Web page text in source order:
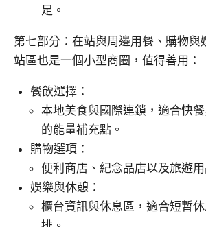
足。
第七部分：在站與周邊用餐、購物與
站區也是一個小型商圈，值得善用：
餐飲選擇：
本地美食與國際連鎖，適合快
的能量補充點。
購物選項：
便利商店、紀念品店以及旅遊用
娛樂與休憩：
櫃台資訊與休息區，適合短暫